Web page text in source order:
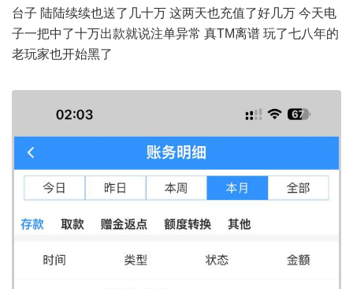
台子 陆陆续续也送了几十万 这两天也充值了好几万 今天电
子一把中了十万出款就说注单异常 真TM离谱 玩了七八年的
老玩家也开始黑了